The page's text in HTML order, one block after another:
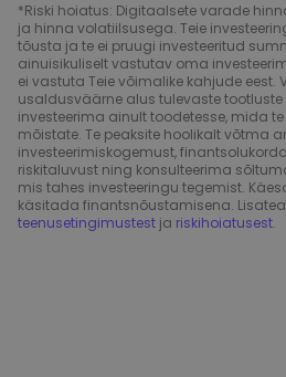
*Riski hoiatus: Digitaalsete varade
ja hinna volatiilsusega. Teie
tõusta ja te ei pruugi investeeritud
ainuisikuliselt vastutav oma
ei vastuta Teie võimalike kahjude
usaldusväärne alus tulevaste tootluste
investeerima ainult toodetesse, mida
mõistate. Te peaksite hoolikalt võtma
investeerimiskogemust,
riskitaluvust ning konsulteerima
mis tahes investeeringu tegemist.
käsitada finantsnõustamisena.
teenusetingimustest ja riskihoiatusest.